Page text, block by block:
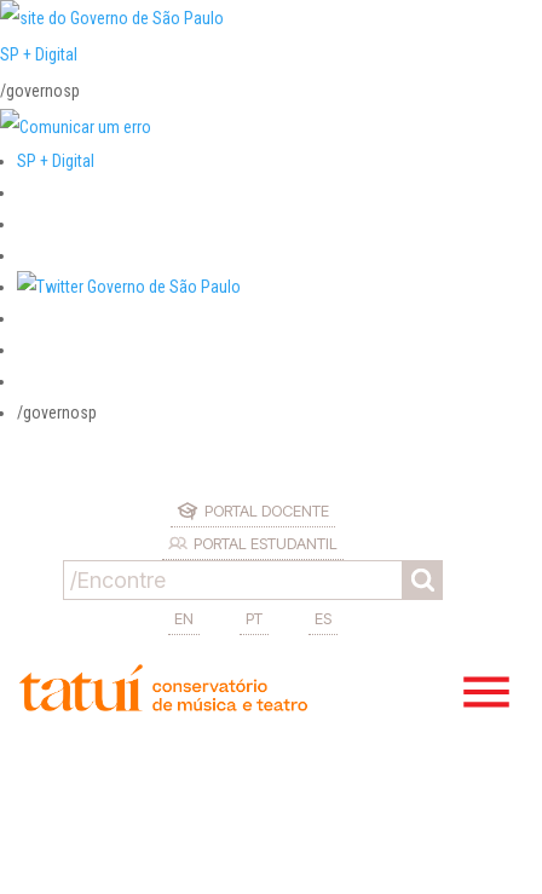
SP + Digital
/governosp
SP + Digital
/governosp
PORTAL DOCENTE
PORTAL ESTUDANTIL
EN PT ES